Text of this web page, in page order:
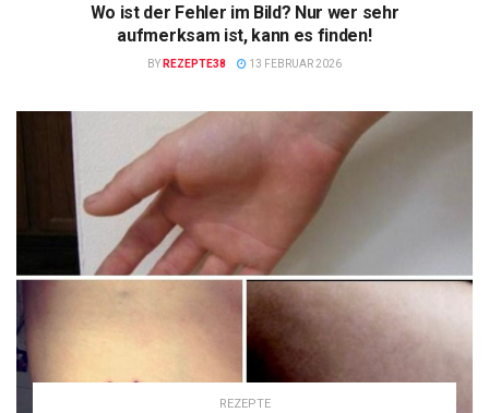
Wo ist der Fehler im Bild? Nur wer sehr
aufmerksam ist, kann es finden!
BY REZEPTE38 13 FEBRUAR 2026
REZEPTE